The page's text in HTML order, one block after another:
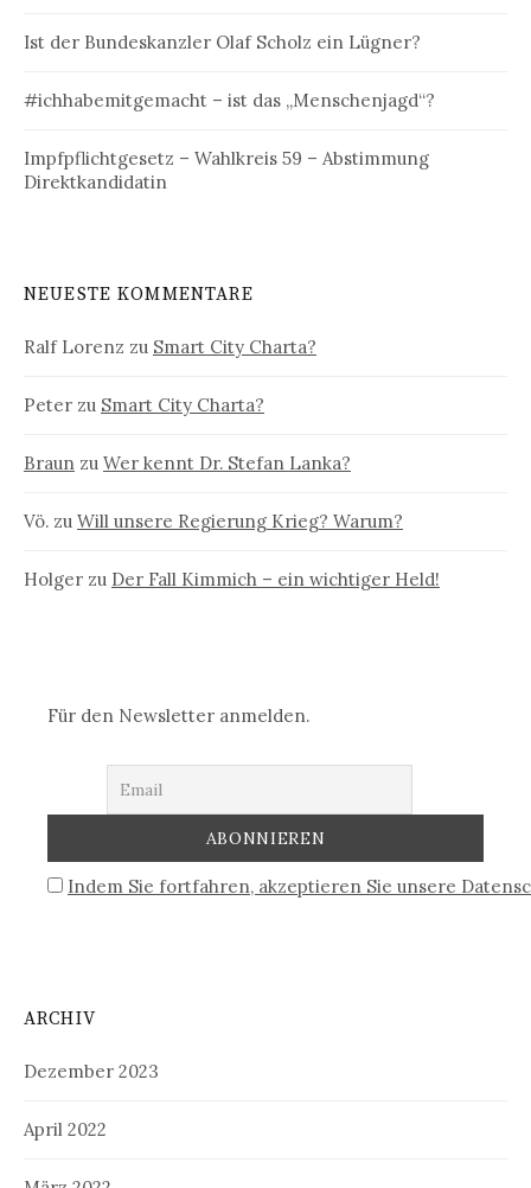
Ist der Bundeskanzler Olaf Scholz ein Lügner?
#ichhabemitgemacht – ist das „Menschenjagd“?
Impfpflichtgesetz – Wahlkreis 59 – Abstimmung
Direktkandidatin
NEUESTE KOMMENTARE
Ralf Lorenz zu Smart City Charta?
Peter zu Smart City Charta?
Braun zu Wer kennt Dr. Stefan Lanka?
Vö. zu Will unsere Regierung Krieg? Warum?
Holger zu Der Fall Kimmich – ein wichtiger Held!
Für den Newsletter anmelden.
Indem Sie fortfahren, akzeptieren Sie unsere
ARCHIV
Dezember 2023
April 2022